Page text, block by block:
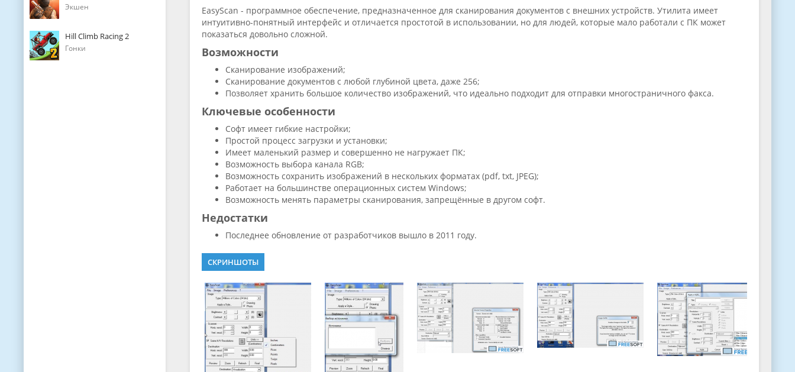
Экшен
Hill Climb Racing 2
Гонки
EasyScan - программное обеспечение, предназначенное для сканирования документов с внешних устройств. Утилита имеет
интуитивно-понятный интерфейс и отличается простотой в использовании, но для людей, которые мало работали с ПК может
показаться довольно сложной.
Возможности
Сканирование изображений;
Сканирование документов с любой глубиной цвета, даже 256;
Позволяет хранить большое количество изображений, что идеально подходит для отправки многостраничного факса.
Ключевые особенности
Софт имеет гибкие настройки;
Простой процесс загрузки и установки;
Имеет маленький размер и совершенно не нагружает ПК;
Возможность выбора канала RGB;
Возможность сохранить изображений в нескольких форматах (pdf, txt, JPEG);
Работает на большинстве операционных систем Windows;
Возможность менять параметры сканирования, запрещённые в другом софт.
Недостатки
Последнее обновление от разработчиков вышло в 2011 году.
СКРИНШОТЫ